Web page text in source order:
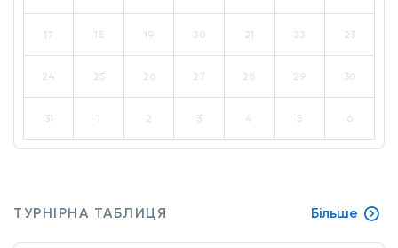
17 18 19 20 21 22 23
24 25 26 27 28 29 30
31 1 2 3 4 5 6
ТУРНІРНА ТАБЛИЦЯ Більше